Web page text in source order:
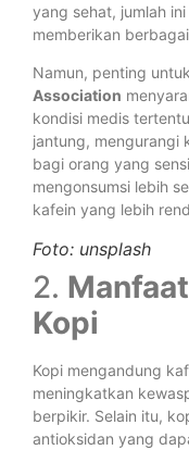
yang sehat, jumlah
memberikan
Namun, penting
Association
kondisi medis
jantung, mengurangi
bagi orang yang
mengonsumsi lebih
kafein yang lebih
Foto: unsplash
2.
Kopi
Kopi mengandung
meningkatkan
berpikir. Selain itu,
antioksidan yang